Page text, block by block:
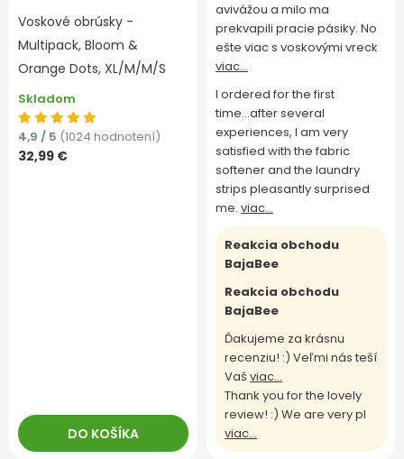
Voskové obrúsky -
Multipack, Bloom &
Orange Dots, XL/M/M/S
Skladom
4,9 / 5 (1024 hodnotení)
32,99 €
DO KOŠÍKA
avivážou a milo ma
prekvapili pracie pásiky. No
ešte viac s voskovými vreck
viac...
I ordered for the first
time...after several
experiences, I am very
satisfied with the fabric
softener and the laundry
strips pleasantly surprised
me. viac...
Reakcia obchodu
BajaBee
Reakcia obchodu
BajaBee
Ďakujeme za krásnu
recenziu! :) Veľmi nás teší
Vaš viac...
Thank you for the lovely
review! :) We are very pl
viac...